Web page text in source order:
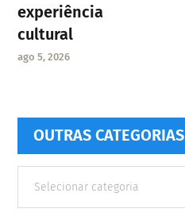
experiência
cultural
ago 5, 2026
OUTRAS CATEGORIAS
Categorias